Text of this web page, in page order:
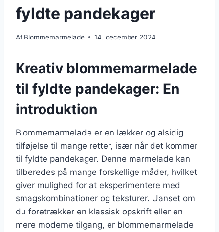
fyldte pandekager
Af Blommemarmelade 14. december 2024
Kreativ blommemarmelade
til fyldte pandekager: En
introduktion
Blommemarmelade er en lækker og alsidig
tilføjelse til mange retter, især når det kommer
til fyldte pandekager. Denne marmelade kan
tilberedes på mange forskellige måder, hvilket
giver mulighed for at eksperimentere med
smagskombinationer og teksturer. Uanset om
du foretrækker en klassisk opskrift eller en
mere moderne tilgang, er blommemarmelade